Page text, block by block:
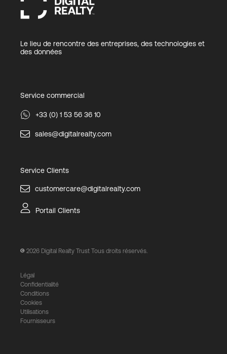
Le lieu de rencontre des entreprises, des technologies et
des données
Service commercial
+33 (0) 1 53 56 36 10
sales@digitalrealty.com
Service Clients
customercare@digitalrealty.com
Portail Clients
2026 Digital Realty Trust Tous droits réservés.
Légal
Confidentialité
Conditions
Cookies
Utilisations
Fournisseurs